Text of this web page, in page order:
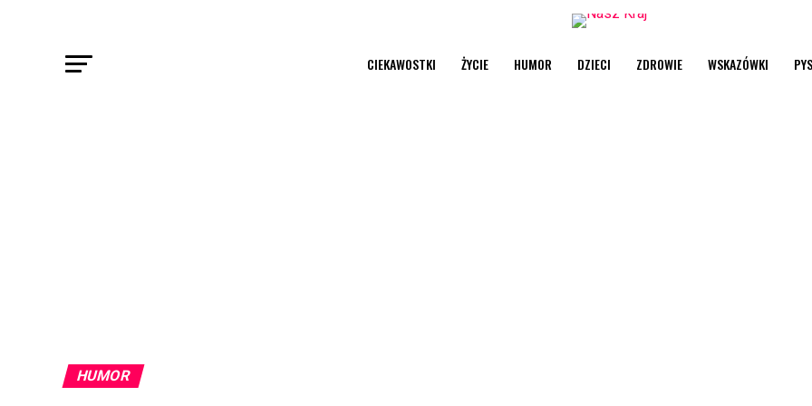
CIEKAWOSTKI ŻYCIE HUMOR DZIECI ZDROWIE WSKAZÓWKI
HUMOR